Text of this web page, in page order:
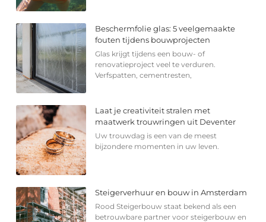
Beschermfolie glas: 5 veelgemaakte
fouten tijdens bouwprojecten
Glas krijgt tijdens een bouw- of
renovatieproject veel te verduren.
Verfspatten, cementresten,
Laat je creativiteit stralen met
maatwerk trouwringen uit Deventer
Uw trouwdag is een van de meest
bijzondere momenten in uw leven.
Steigerverhuur en bouw in Amsterdam
Rood Steigerbouw staat bekend als een
betrouwbare partner voor steigerbouw en